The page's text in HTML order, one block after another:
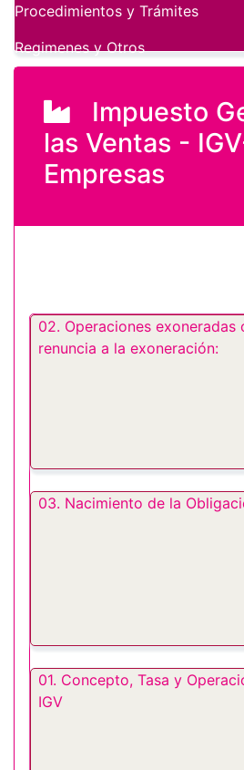
Impuesto
las Ventas -
Empresas
02. Operaciones exoneradas
renuncia a la exoneración:
03. Nacimiento de la
01. Concepto, Tasa y
IGV
Procedimientos y Trámites
Regimenes y Otros